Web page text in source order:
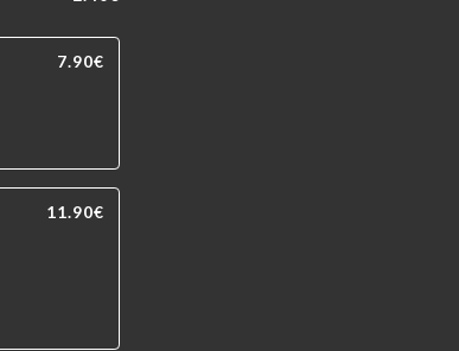
7.90€
11.90€